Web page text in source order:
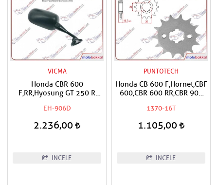
VICMA
Honda CBR 600
F,RR,Hyosung GT 250 R
EH-906D
2.236,00
İNCELE
PUNTOTECH
Honda CB 600 F,Hornet,CBF
600,CBR 600 RR,CBR 900
RR,Fireblade,CRF 1000
Varadero,CMX 1100
1370-16T
1.105,00
İNCELE